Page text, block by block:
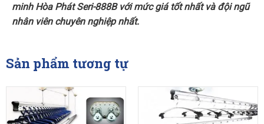
minh Hòa Phát Seri-888B với mức giá tốt nhất và đội ngũ
nhân viên chuyên nghiệp nhất.
Sản phẩm tương tự